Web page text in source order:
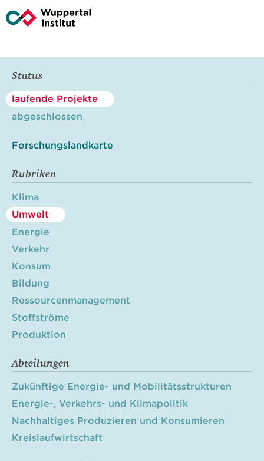
Status
laufende Projekte
abgeschlossen
Forschungslandkarte
Rubriken
Klima
Umwelt
Energie
Verkehr
Konsum
Bildung
Ressourcenmanagement
Stoffströme
Produktion
Abteilungen
Zukünftige Energie- und Mobilitätsstrukturen
Energie-, Verkehrs- und Klimapolitik
Nachhaltiges Produzieren und Konsumieren
Kreislaufwirtschaft